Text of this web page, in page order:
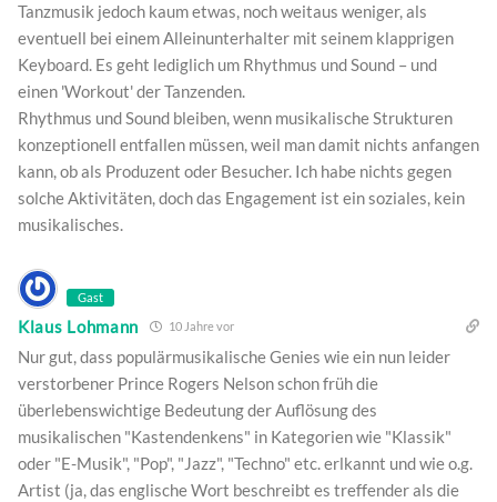
Tanzmusik jedoch kaum etwas, noch weitaus weniger, als
eventuell bei einem Alleinunterhalter mit seinem klapprigen
Keyboard. Es geht lediglich um Rhythmus und Sound – und
einen 'Workout' der Tanzenden.
Rhythmus und Sound bleiben, wenn musikalische Strukturen
konzeptionell entfallen müssen, weil man damit nichts anfangen
kann, ob als Produzent oder Besucher. Ich habe nichts gegen
solche Aktivitäten, doch das Engagement ist ein soziales, kein
musikalisches.
Gast
Klaus Lohmann 10 Jahre vor
Nur gut, dass populärmusikalische Genies wie ein nun leider
verstorbener Prince Rogers Nelson schon früh die
überlebenswichtige Bedeutung der Auflösung des
musikalischen "Kastendenkens" in Kategorien wie "Klassik"
oder "E-Musik", "Pop", "Jazz", "Techno" etc. erlkannt und wie o.g.
Artist (ja, das englische Wort beschreibt es treffender als die